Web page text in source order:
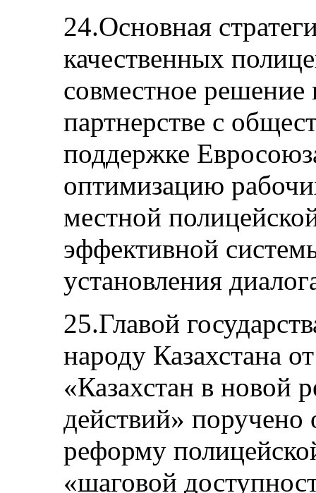
24.Основная
качественных
совместное решение
партнерстве с
поддержке
оптимизацию
местной
эффективной
установления
25.Главой
народу Казахстана
«Казахстан в новой
действий» поручено
реформу
«шаговой